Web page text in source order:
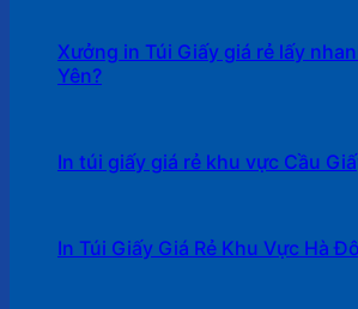
Xưởng in Túi Giấy giá rẻ lấy
Yên?
In túi giấy giá rẻ khu vực Cầu
In Túi Giấy Giá Rẻ Khu Vực Hà